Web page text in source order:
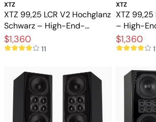
XTZ
XTZ 99,25 LCR V2 Hochglanz
Schwarz – High-End-
Stativlautsprecher mit
extrem hoher Präzision
$1,360
11
XTZ
XTZ
– High-
extremer
$1,360